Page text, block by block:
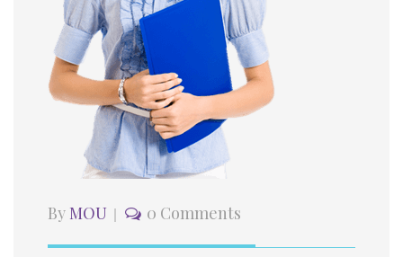
ByMOU 0 Comments